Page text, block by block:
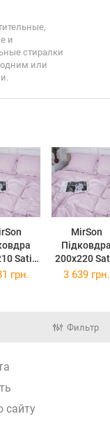
и
стиралки
или
Satin
30-0007
MirSon
200х220
Stripe 30-
грн. 3 639 грн.
Фильтр
сайту